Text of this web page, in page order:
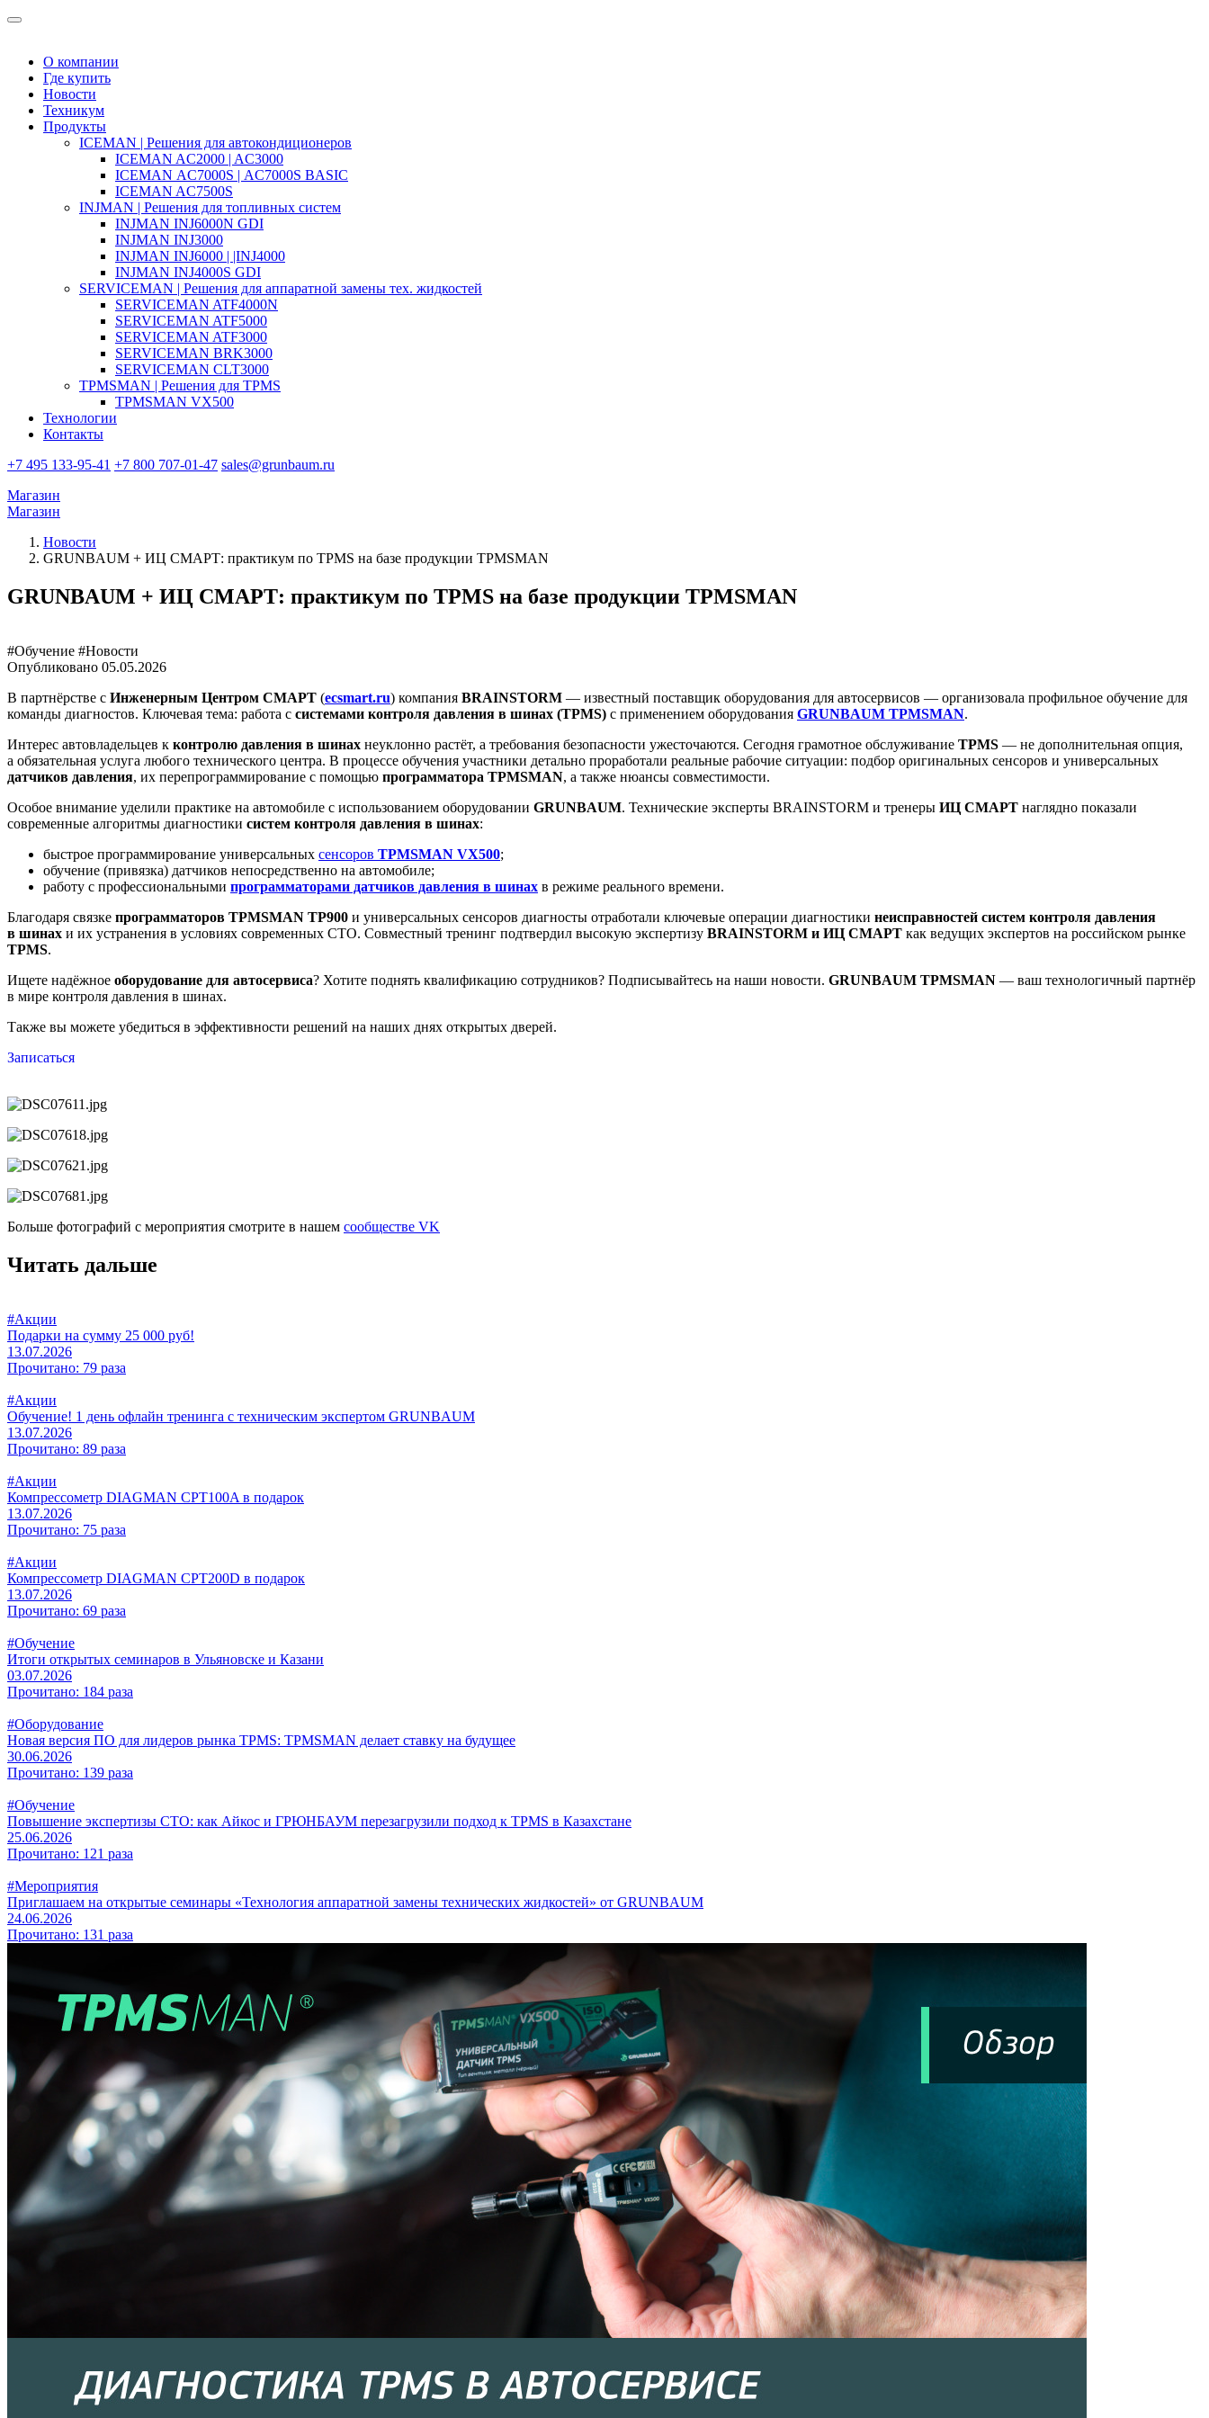
О компании
Где купить
Новости
Техникум
Продукты
ICEMAN | Решения для автокондиционеров
ICEMAN AC2000 | AC3000
ICEMAN AC7000S | AC7000S BASIC
ICEMAN AC7500S
INJMAN | Решения для топливных систем
INJMAN INJ6000N GDI
INJMAN INJ3000
INJMAN INJ6000 | |INJ4000
INJMAN INJ4000S GDI
SERVICEMAN | Решения для аппаратной замены тех. жидкостей
SERVICEMAN ATF4000N
SERVICEMAN ATF5000
SERVICEMAN ATF3000
SERVICEMAN BRK3000
SERVICEMAN CLT3000
TPMSMAN | Решения для TPMS
TPMSMAN VX500
Технологии
Контакты
+7 495 133-95-41 +7 800 707-01-47 sales@grunbaum.ru
Магазин
Магазин
Новости
GRUNBAUM + ИЦ СМАРТ: практикум по TPMS на базе продукции TPMSMAN
GRUNBAUM + ИЦ СМАРТ: практикум по TPMS на базе продукции TPMSMAN
#Обучение #Новости
Опубликовано 05.05.2026
В партнёрстве с Инженерным Центром СМАРТ (ecsmart.ru) компания BRAINSTORM — известный поставщик оборудования для автосервисов — организовала профильное обучение для
команды диагностов. Ключевая тема: работа с системами контроля давления в шинах (TPMS) с применением оборудования GRUNBAUM TPMSMAN.
Интерес автовладельцев к контролю давления в шинах неуклонно растёт, а требования безопасности ужесточаются. Сегодня грамотное обслуживание TPMS — не дополнительная опция,
а обязательная услуга любого технического центра. В процессе обучения участники детально проработали реальные рабочие ситуации: подбор оригинальных сенсоров и универсальных
датчиков давления, их перепрограммирование с помощью программатора TPMSMAN, а также нюансы совместимости.
Особое внимание уделили практике на автомобиле с использованием оборудовании GRUNBAUM. Технические эксперты BRAINSTORM и тренеры ИЦ СМАРТ наглядно показали
современные алгоритмы диагностики систем контроля давления в шинах:
быстрое программирование универсальных сенсоров TPMSMAN VX500;
обучение (привязка) датчиков непосредственно на автомобиле;
работу с профессиональными программаторами датчиков давления в шинах в режиме реального времени.
Благодаря связке программаторов TPMSMAN TP900 и универсальных сенсоров диагносты отработали ключевые операции диагностики неисправностей систем контроля давления
в шинах и их устранения в условиях современных СТО. Совместный тренинг подтвердил высокую экспертизу BRAINSTORM и ИЦ СМАРТ как ведущих экспертов на российском рынке
TPMS.
Ищете надёжное оборудование для автосервиса? Хотите поднять квалификацию сотрудников? Подписывайтесь на наши новости. GRUNBAUM TPMSMAN — ваш технологичный партнёр
в мире контроля давления в шинах.
Также вы можете убедиться в эффективности решений на наших днях открытых дверей.
Записаться
Больше фотографий с мероприятия смотрите в нашем сообществе VK
Читать дальше
#Акции
Подарки на сумму 25 000 руб!
13.07.2026
Прочитано: 79 раза
#Акции
Обучение! 1 день офлайн тренинга с техническим экспертом GRUNBAUM
13.07.2026
Прочитано: 89 раза
#Акции
Компрессометр DIAGMAN CPT100A в подарок
13.07.2026
Прочитано: 75 раза
#Акции
Компрессометр DIAGMAN CPT200D в подарок
13.07.2026
Прочитано: 69 раза
#Обучение
Итоги открытых семинаров в Ульяновске и Казани
03.07.2026
Прочитано: 184 раза
#Оборудование
Новая версия ПО для лидеров рынка TPMS: TPMSMAN делает ставку на будущее
30.06.2026
Прочитано: 139 раза
#Обучение
Повышение экспертизы СТО: как Айкос и ГРЮНБАУМ перезагрузили подход к TPMS в Казахстане
25.06.2026
Прочитано: 121 раза
#Мероприятия
Приглашаем на открытые семинары «Технология аппаратной замены технических жидкостей» от GRUNBAUM
24.06.2026
Прочитано: 131 раза